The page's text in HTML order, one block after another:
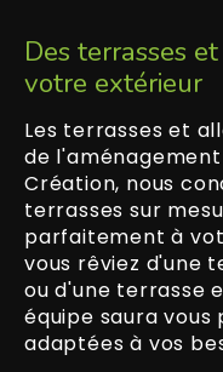
Des terrasses
votre extérieur
Les terrasses et
de l'aménagement
Création, nous
terrasses sur
parfaitement à
vous rêviez d'une
ou d'une terrasse
équipe saura
adaptées à vos